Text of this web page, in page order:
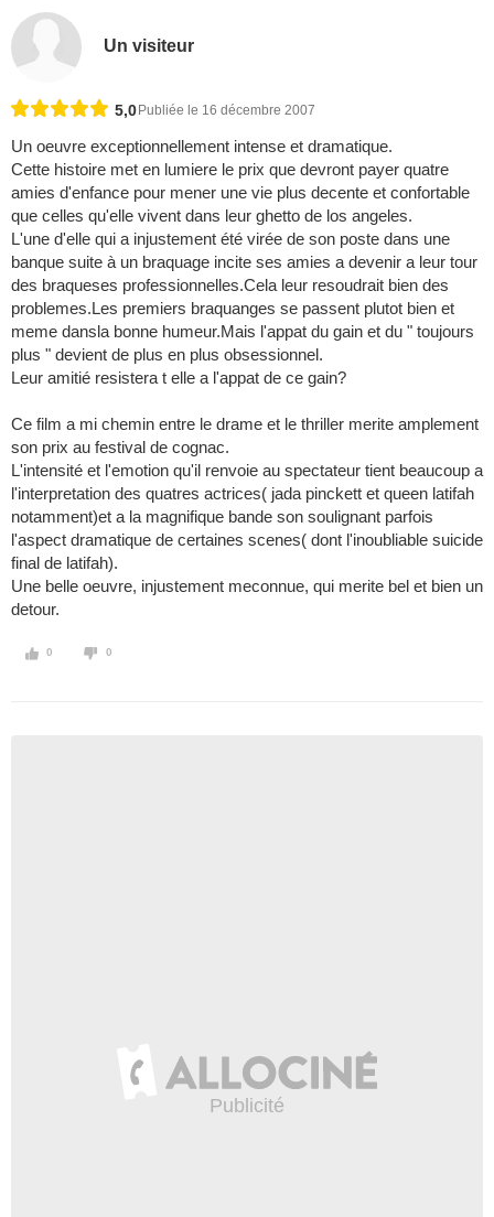
Un visiteur
5,0 Publiée le 16 décembre 2007
Un oeuvre exceptionnellement intense et dramatique.
Cette histoire met en lumiere le prix que devront payer quatre
amies d'enfance pour mener une vie plus decente et confortable
que celles qu'elle vivent dans leur ghetto de los angeles.
L'une d'elle qui a injustement été virée de son poste dans une
banque suite à un braquage incite ses amies a devenir a leur tour
des braqueses professionnelles.Cela leur resoudrait bien des
problemes.Les premiers braquanges se passent plutot bien et
meme dansla bonne humeur.Mais l'appat du gain et du " toujours
plus " devient de plus en plus obsessionnel.
Leur amitié resistera t elle a l'appat de ce gain?
Ce film a mi chemin entre le drame et le thriller merite amplement
son prix au festival de cognac.
L'intensité et l'emotion qu'il renvoie au spectateur tient beaucoup a
l'interpretation des quatres actrices( jada pinckett et queen latifah
notamment)et a la magnifique bande son soulignant parfois
l'aspect dramatique de certaines scenes( dont l'inoubliable suicide
final de latifah).
Une belle oeuvre, injustement meconnue, qui merite bel et bien un
detour.
0 0